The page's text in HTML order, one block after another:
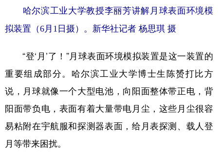
地方频道
北京 天津 河北
山东 河南 湖北 湖南
广东 广西 海南 重庆
四川 贵州 云南 西藏
陕西
哈尔滨工业大学教授李丽芳讲解月球表面环境模
拟装置（6月1日摄）。新华社记者 杨思琪 摄
“登‘月’了！”月球表面环境模拟装置是这一装置的
重要组成部分。哈尔滨工业大学博士生陈赟打比方
说，月球就像一个大型电池，向阳面整体带正电，背
阳面带负电，表面有着大量带电月尘，这些月尘很容
易粘附在宇航服和探测器表面，给月表探测、载人登
月等带来困扰。